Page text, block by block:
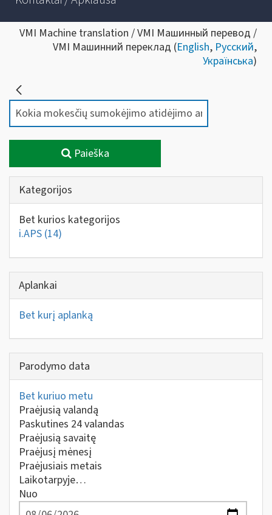
VMI Machine translation / VMI Машинный перевод /
VMI Машинний переклад (English, Русский,
Українська)
Paieška
Kategorijos
Bet kurios kategorijos
i.APS (14)
Aplankai
Bet kurį aplanką
Parodymo data
Bet kuriuo metu
Praėjusią valandą
Paskutines 24 valandas
Praėjusią savaitę
Praėjusį mėnesį
Praėjusiais metais
Laikotarpyje…
Nuo